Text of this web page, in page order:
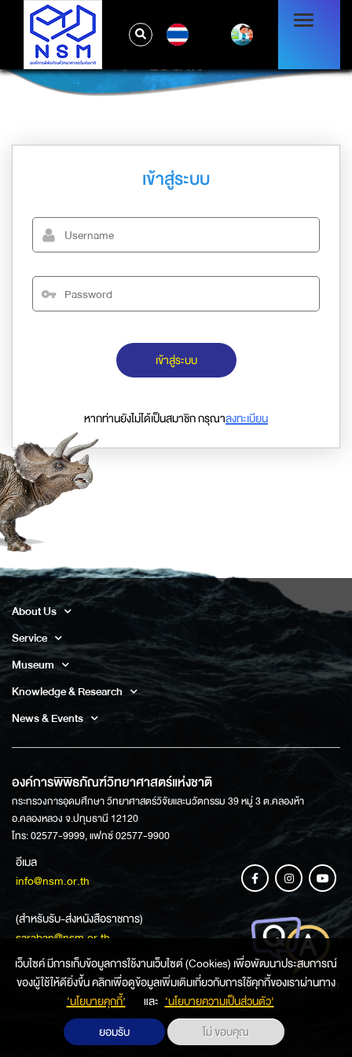
LOG IN
เข้าสู่ระบบ
เข้าสู่ระบบ
หากท่านยังไม่ได้เป็นสมาชิก กรุณาลงทะเบียน
About Us
Service
Museum
Knowledge & Research
News & Events
องค์การพิพิธภัณฑ์วิทยาศาสตร์แห่งชาติ
กระทรวงการอุดมศึกษา วิทยาศาสตร์วิจัยและนวัตกรรม 39 หมู่ 3 ต.คลองห้า
อ.คลองหลวง จ.ปทุมธานี 12120
โทร: 02577-9999, แฟกซ์ 02577-9900
อีเมล
info@nsm.or.th
(สำหรับรับ-ส่งหนังสือราชการ)
saraban@nsm.or.th
ช่องทางการสอบถามข้อมูล
เว็บไซค์ มีการเก็บข้อมูลการใช้งานเว็บไซต์ (Cookies) เพื่อพัฒนาประสบการณ์
ของผู้ใช้ให้ดียิ่งขึ้น คลิกเพื่อดูข้อมูลเพิ่มเติมเกี่ยวกับการใช้คุกกี้ของเราผ่านทาง
‘นโยบายคุกกี้’
และ ‘นโยบายความเป็นส่วนตัว'
ยอมรับ
ไม่ ขอบคุณ